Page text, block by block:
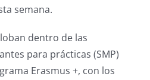
semana.
dentro de las
para prácticas (SMP)
Erasmus +, con los